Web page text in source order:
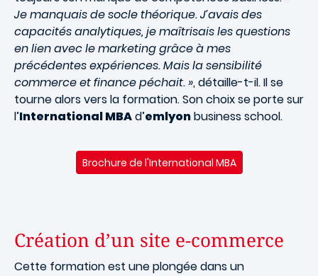
Je manquais de socle théorique. J’avais des
capacités analytiques, je maîtrisais les questions
en lien avec le marketing grâce à mes
précédentes expériences. Mais la sensibilité
commerce et finance péchait. », détaille-t-il. Il se
tourne alors vers la formation. Son choix se porte sur
l’International MBAd’emlyonbusiness school.
Brochure de l'International MBA
Création d’un site e-commerce
Cette formation est une plongée dans un